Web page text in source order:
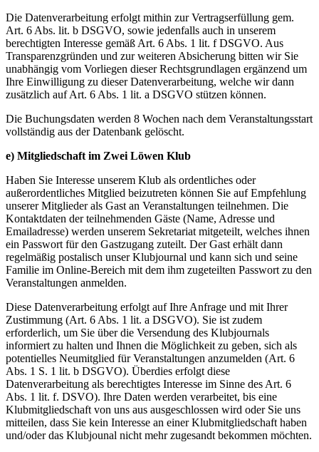
Die Datenverarbeitung erfolgt mithin zur Vertragserfüllung gem.
Art. 6 Abs. lit. b DSGVO, sowie jedenfalls auch in unserem
berechtigten Interesse gemäß Art. 6 Abs. 1 lit. f DSGVO. Aus
Transparenzgründen und zur weiteren Absicherung bitten wir Sie
unabhängig vom Vorliegen dieser Rechtsgrundlagen ergänzend um
Ihre Einwilligung zu dieser Datenverarbeitung, welche wir dann
zusätzlich auf Art. 6 Abs. 1 lit. a DSGVO stützen können.
Die Buchungsdaten werden 8 Wochen nach dem Veranstaltungsstart
vollständig aus der Datenbank gelöscht.
e) Mitgliedschaft im Zwei Löwen Klub
Haben Sie Interesse unserem Klub als ordentliches oder
außerordentliches Mitglied beizutreten können Sie auf Empfehlung
unserer Mitglieder als Gast an Veranstaltungen teilnehmen. Die
Kontaktdaten der teilnehmenden Gäste (Name, Adresse und
Emailadresse) werden unserem Sekretariat mitgeteilt, welches ihnen
ein Passwort für den Gastzugang zuteilt. Der Gast erhält dann
regelmäßig postalisch unser Klubjournal und kann sich und seine
Familie im Online-Bereich mit dem ihm zugeteilten Passwort zu den
Veranstaltungen anmelden.
Diese Datenverarbeitung erfolgt auf Ihre Anfrage und mit Ihrer
Zustimmung (Art. 6 Abs. 1 lit. a DSGVO). Sie ist zudem
erforderlich, um Sie über die Versendung des Klubjournals
informiert zu halten und Ihnen die Möglichkeit zu geben, sich als
potentielles Neumitglied für Veranstaltungen anzumelden (Art. 6
Abs. 1 S. 1 lit. b DSGVO). Überdies erfolgt diese
Datenverarbeitung als berechtigtes Interesse im Sinne des Art. 6
Abs. 1 lit. f. DSVO). Ihre Daten werden verarbeitet, bis eine
Klubmitgliedschaft von uns aus ausgeschlossen wird oder Sie uns
mitteilen, dass Sie kein Interesse an einer Klubmitgliedschaft haben
und/oder das Klubjounal nicht mehr zugesandt bekommen möchten.